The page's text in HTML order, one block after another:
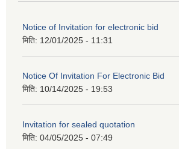
Notice of Invitation for electronic bid
मिति: 12/01/2025 - 11:31
Notice Of Invitation For Electronic Bid
मिति: 10/14/2025 - 19:53
Invitation for sealed quotation
मिति: 04/05/2025 - 07:49